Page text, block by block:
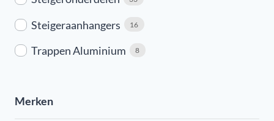
Steigeraanhangers 16
Trappen Aluminium 8
Merken